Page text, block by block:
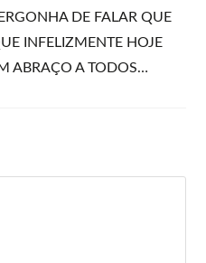
DE FALAR QUE
INFELIZMENTE HOJE
ABRAÇO A TODOS…